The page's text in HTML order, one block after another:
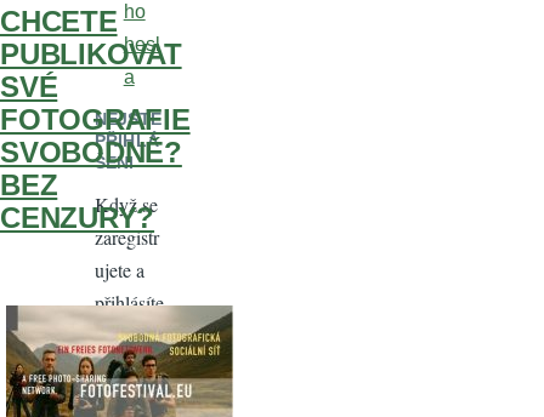
CHCETE
PUBLIKOVAT
SVÉ
FOTOGRAFIE
SVOBODNĚ?
BEZ
CENZURY?
ho
hesl
a
NEJSTE
PŘIHLÁ
ŠENI
Když se
zaregistr
ujete a
přihlásíte
, získáte
možnost
komento